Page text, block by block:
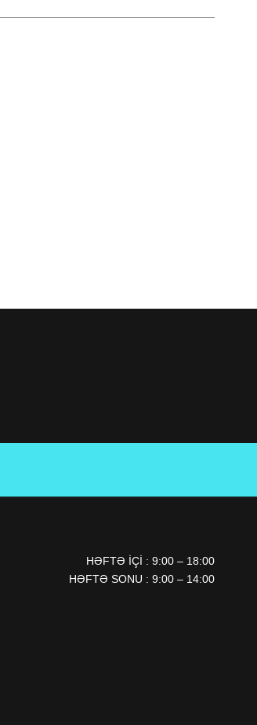
HƏFTƏ IÇI : 9:00 – 18:00
HƏFTƏ SONU : 9:00 – 14:00